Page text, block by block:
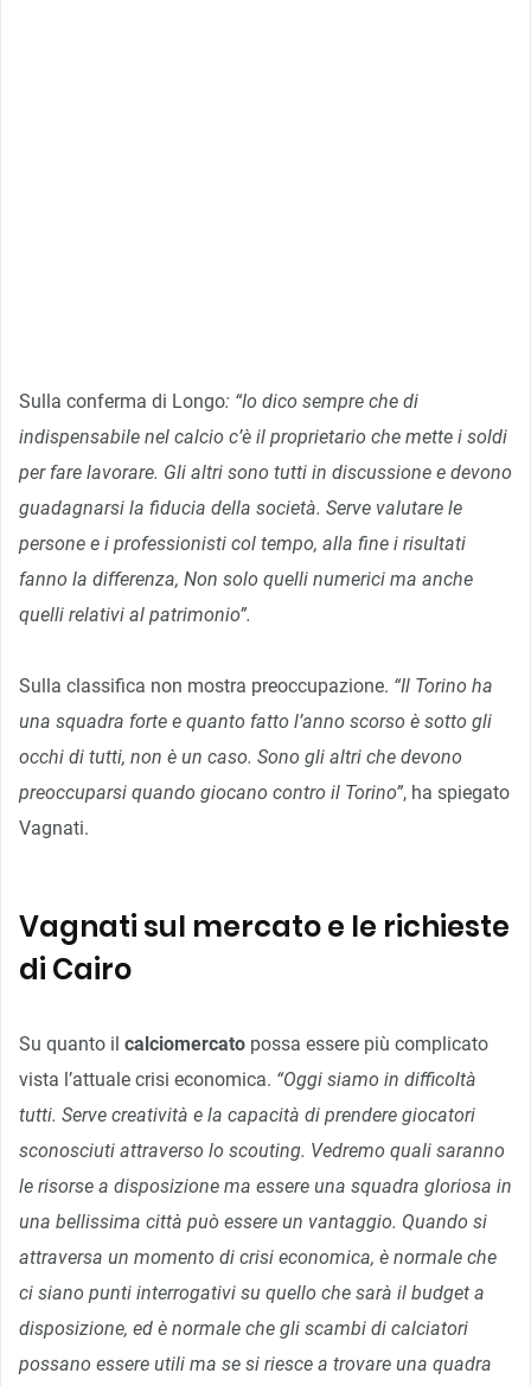
Sulla conferma di Longo: “Io dico sempre che di
indispensabile nel calcio c’è il proprietario che mette i soldi
per fare lavorare. Gli altri sono tutti in discussione e devono
guadagnarsi la fiducia della società. Serve valutare le
persone e i professionisti col tempo, alla fine i risultati
fanno la differenza, Non solo quelli numerici ma anche
quelli relativi al patrimonio”.
Sulla classifica non mostra preoccupazione. “Il Torino ha
una squadra forte e quanto fatto l’anno scorso è sotto gli
occhi di tutti, non è un caso. Sono gli altri che devono
preoccuparsi quando giocano contro il Torino”, ha spiegato
Vagnati.
Vagnati sul mercato e le richieste
di Cairo
Su quanto il calciomercato possa essere più complicato
vista l’attuale crisi economica. “Oggi siamo in difficoltà
tutti. Serve creatività e la capacità di prendere giocatori
sconosciuti attraverso lo scouting. Vedremo quali saranno
le risorse a disposizione ma essere una squadra gloriosa in
una bellissima città può essere un vantaggio. Quando si
attraversa un momento di crisi economica, è normale che
ci siano punti interrogativi su quello che sarà il budget a
disposizione, ed è normale che gli scambi di calciatori
possano essere utili ma se si riesce a trovare una quadra